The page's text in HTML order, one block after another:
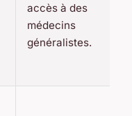
accès à des
médecins
généralistes.